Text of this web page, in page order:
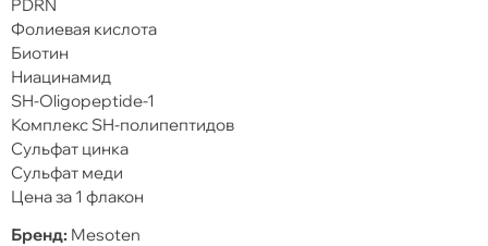
PDRN
Фолиевая кислота
Биотин
Ниацинамид
SH-Oligopeptide-1
Комплекс SH-полипептидов
Сульфат цинка
Сульфат меди
Цена за 1 флакон
Бренд: Mesoten